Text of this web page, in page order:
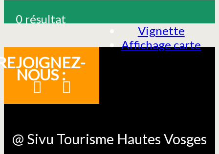
Vignette
Affichage carte
0 résultat
NOUS :
@ Sivu Tourisme Hautes Vosges